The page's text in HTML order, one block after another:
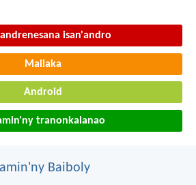
isan'andro
Mailaka
Android
tranonkalanao
Baiboly